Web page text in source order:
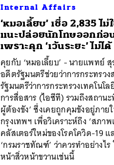
Internal Affairs
‘หมอเลี้ยบ’ เชื่อ 2,835 ไ
แนะปล่อยนักโทษออกก่อ
เพราะคุก ‘เว้นระยะ’ ไม่ได้
คุยกับ ‘หมอเลี้ยบ’ - นายแพทย์
อดีตรัฐมนตรีช่วยว่าการกระทรว
รัฐมนตรีว่าการกระทรวงเทคโนโ
การสื่อสาร (ไอซีที) รวมถึงสถาน
ผู้ต้องขัง’ ซึ่งเคยถูกคุมขังอยู่ภาย
กรุงเทพฯ เพื่อวิเคราะห์ถึง ‘สภาพ
คลัสเตอร์ใหม่ของโรคโควิด-19
‘กรมราชทัณฑ์’ ว่าควรทำอย่างไ
หน้าสิ่วหน้าขวานเช่นนี้